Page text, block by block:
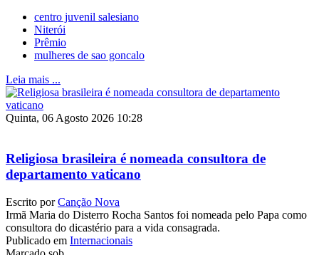
centro juvenil salesiano
Niterói
Prêmio
mulheres de sao goncalo
Leia mais ...
Quinta, 06 Agosto 2026 10:28
Religiosa brasileira é nomeada consultora de
departamento vaticano
Escrito porCanção Nova
Irmã Maria do Disterro Rocha Santos foi nomeada pelo Papa como
consultora do dicastério para a vida consagrada.
Publicado em Internacionais